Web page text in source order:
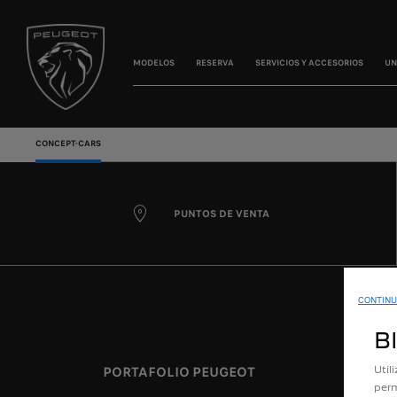
MODELOS RESERVA SERVICIOS Y ACCESORIOS
CONCEPT-CARS
PUNTOS DE VENTA
PORTAFOLIO PEUGEOT